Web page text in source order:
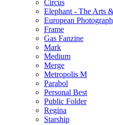
Circus
Elephant - The Arts
European
Frame
Gas Fanzine
Mark
Medium
Merge
Metropolis M
Parabol
Personal Best
Public Folder
Regina
Starship